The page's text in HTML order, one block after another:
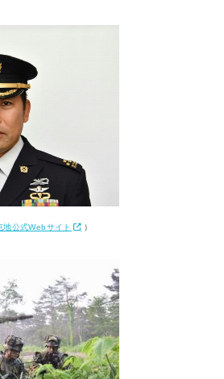
公式Webサイト ）